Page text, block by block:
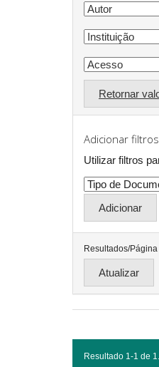
Retornar
Adicionar
Utilizar filtros
Resultados/Página
Resultado 1-1 de 1.